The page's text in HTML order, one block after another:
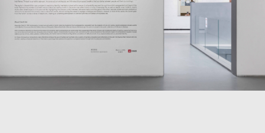
支持我们
关于我们